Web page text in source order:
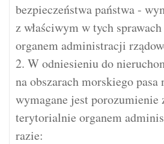
bezpieczeństwa państwa -
z właściwym w tych
organem administracji
2. W odniesieniu do
na obszarach morskiego pasa
wymagane jest porozumienie
terytorialnie organem
razie: